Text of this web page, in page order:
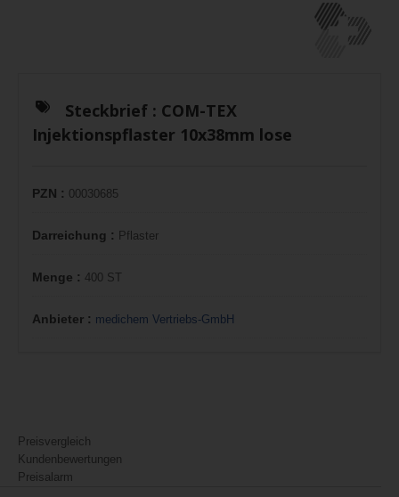
Steckbrief : COM-TEX
Injektionspflaster 10x38mm lose
PZN : 00030685
Darreichung : Pflaster
Menge : 400 ST
Anbieter : medichem Vertriebs-GmbH
Preisvergleich
Kundenbewertungen
Preisalarm